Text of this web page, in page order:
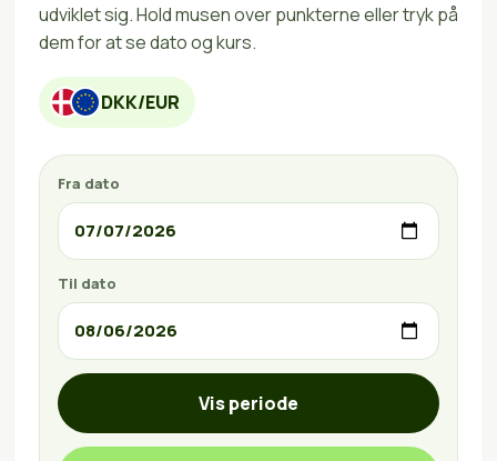
udviklet sig. Hold musen over punkterne eller tryk på
dem for at se dato og kurs.
DKK/EUR
Fra dato
Til dato
Vis periode